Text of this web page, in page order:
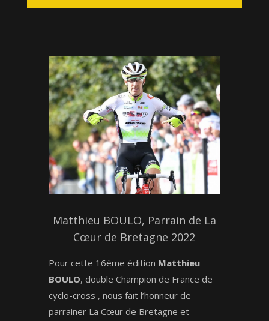
Matthieu BOULO, Parrain de La
Cœur de Bretagne 2022
Pour cette 16ème édition Matthieu
BOULO, double Champion de France de
cyclo-cross , nous fait l’honneur de
parrainer La Cœur de Bretagne et